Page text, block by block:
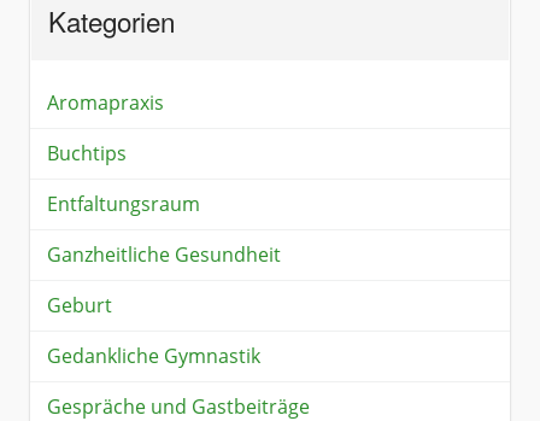
Kategorien
Aromapraxis
Buchtips
Entfaltungsraum
Ganzheitliche Gesundheit
Geburt
Gedankliche Gymnastik
Gespräche und Gastbeiträge